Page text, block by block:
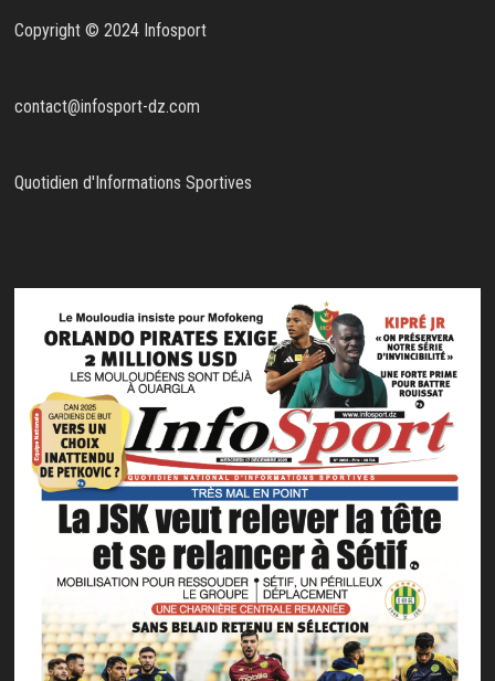
Copyright © 2024 Infosport
contact@infosport-dz.com
Quotidien d'Informations Sportives